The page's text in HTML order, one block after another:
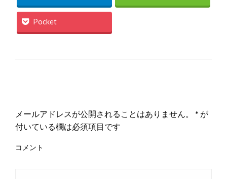
Pocket
メールアドレスが公開されることはありません。 * が
付いている欄は必須項目です
コメント